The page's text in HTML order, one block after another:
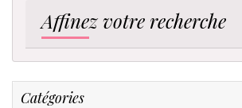
Affinez votre recherche
Catégories